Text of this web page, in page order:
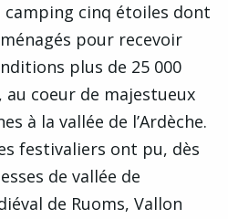
camping cinq étoiles dont
pour recevoir
plus de 25 000
coeur de majestueux
à la vallée de l’Ardèche.
festivaliers ont pu, dès
de vallée de
de Ruoms, Vallon